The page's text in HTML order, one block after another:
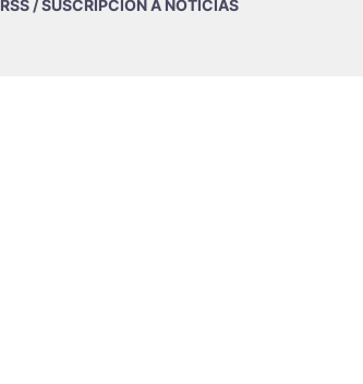
RSS / SUSCRIPCIÓN A NOTICIAS